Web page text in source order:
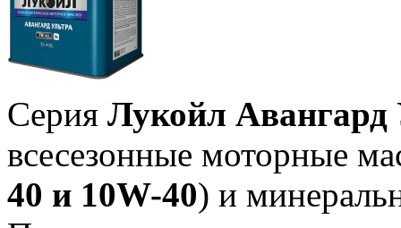
Серия Лукойл Авангард
всесезонные моторные
40 и 10W-40) и